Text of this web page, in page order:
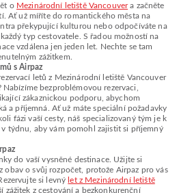
o Mezinárodní letiště Vancouvera začněte
Ať už míříte do romantického města na
překypující kulturou nebo odpočíváte na
typ cestovatele. S řadou možností na
vzdálena jen jeden let. Nechte se tam
zážitkem.
s Airpaz
letů z Mezinárodní letiště Vancouver
bezproblémovou rezervaci,
zákaznickou podporu, abychom
a příjemná. Ať už máte speciální požadavky
fázi vaší cesty, náš specializovaný tým je k
týdnu, aby vám pomohl zajistit si příjemný
do vaší vysněné destinace. Užijte si
obav o svůj rozpočet, protože Airpaz pro vás
si levný let z Mezinárodní letiště
zážitek z cestování a bezkonkurenční